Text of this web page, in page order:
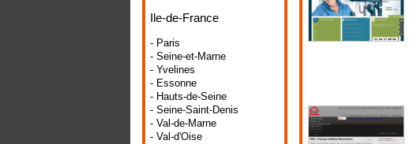
Ile-de-France
- Paris
- Seine-et-Marne
- Yvelines
- Essonne
- Hauts-de-Seine
- Seine-Saint-Denis
- Val-de-Marne
- Val-d'Oise